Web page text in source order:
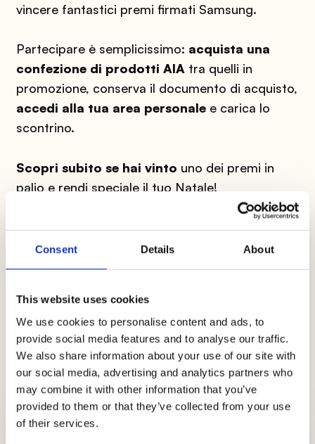
Consent Details About
This website uses cookies
We use cookies to personalise content and ads, to
provide social media features and to analyse our traffic.
We also share information about your use of our site with
our social media, advertising and analytics partners who
may combine it with other information that you’ve
provided to them or that they’ve collected from your use
of their services.
vincere fantastici premi firmati Samsung.
Partecipare è semplicissimo: acquista una
confezione di prodotti AIAtra quelli in
promozione, conserva il documento di acquisto,
accedi alla tua area personalee carica lo
scontrino.
Scopri subito se hai vinto uno dei premi in
palio e rendi speciale il tuo Natale!
Accedi o registrati
LE ULTIME NEWS
Più spinaci, più sconti con i coupon